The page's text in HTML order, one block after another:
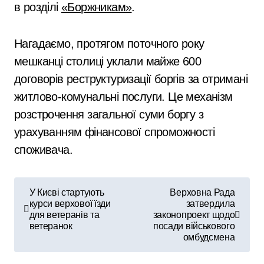
в розділі «Боржникам».
Нагадаємо, протягом поточного року
мешканці столиці уклали майже 600
договорів реструктуризації боргів за отримані
житлово-комунальні послуги. Це механізм
розстрочення загальної суми боргу з
урахуванням фінансової спроможності
споживача.
У Києві стартують
курси верхової їзди
для ветеранів та
ветеранок
Верховна Рада
затвердила
законопроект щодо
посади військового
омбудсмена